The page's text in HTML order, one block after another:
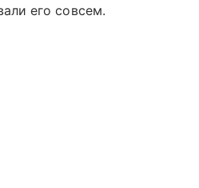
его совсем.